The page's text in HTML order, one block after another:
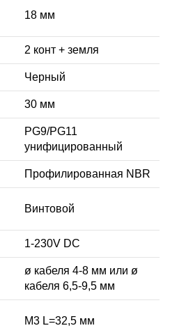
18 мм
2 конт + земля
Черный
30 мм
PG9/PG11
унифицированный
Профилированная NBR
Винтовой
1-230V DC
ø кабеля 4-8 мм или ø
кабеля 6,5-9,5 мм
М3 L=32,5 мм